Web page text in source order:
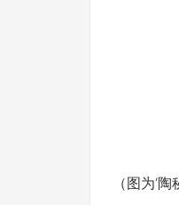
（图为‘